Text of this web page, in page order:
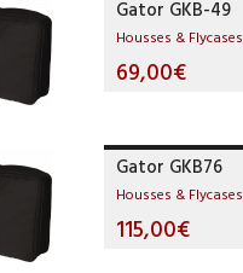
Gator GKB-49
Housses & Flycases
69,00€
Gator GKB76
Housses & Flycases
115,00€